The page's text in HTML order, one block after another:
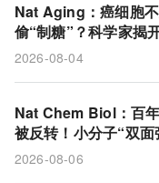
线粒体
乳腺癌
营养流行病学
微
抗体偶联药物
XJ-
Nat Aging：癌细胞
偷“制糖”？科学家揭
谢诡计
2026-08-04
Nat Chem Biol：百
被反转！小分子“双
解撑死肿瘤细胞
2026-08-06